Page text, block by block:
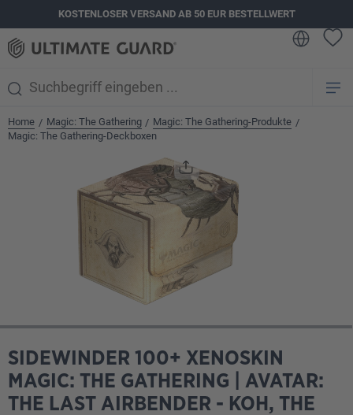
springenKOSTENLOSER VERSAND AB 50 EUR BESTELLWERT
Home / Magic: The Gathering / Magic: The Gathering-Produkte /
Magic: The Gathering-Deckboxen
SIDEWINDER 100+ XENOSKIN
MAGIC: THE GATHERING | AVATAR:
THE LAST AIRBENDER - KOH, THE